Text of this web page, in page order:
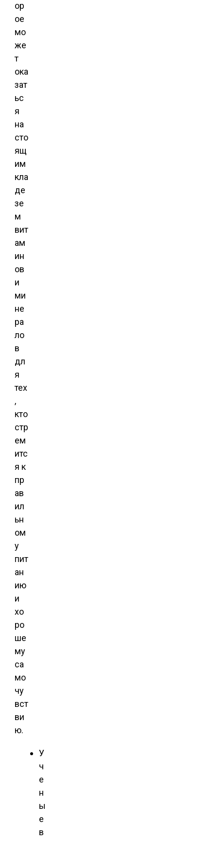
ор
ое
мо
же
т
ока
зат
ьс
я
на
сто
ящ
им
кла
де
зе
м
вит
ам
ин
ов
и
ми
не
ра
ло
в
дл
я
тех
,
кто
стр
ем
итс
я к
пр
ав
ил
ьн
ом
у
пит
ан
ию
и
хо
ро
ше
му
са
мо
чу
вст
ви
ю.
У
ч
е
н
ы
е
в